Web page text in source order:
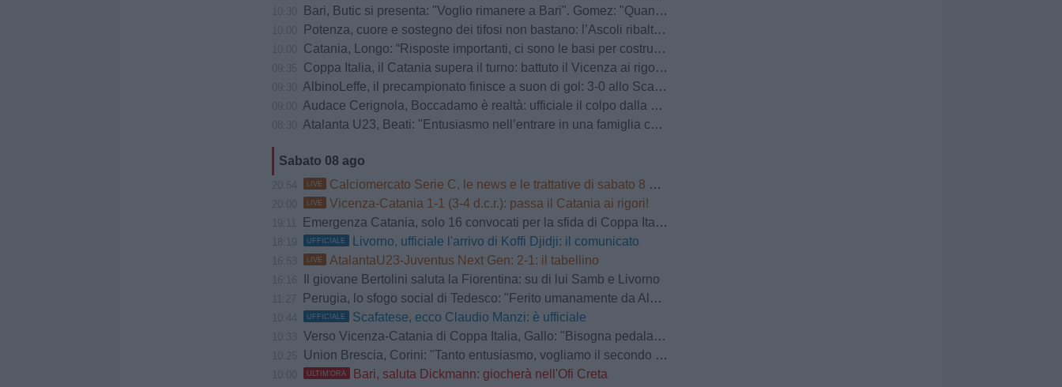
Bari, Butic si presenta: "Voglio rimanere a Bari". Gomez: "Quando chiama una piazza così non bisogna nemmeno pensarci"
Potenza, cuore e sostegno dei tifosi non bastano: l’Ascoli ribalta i rossoblù
Catania, Longo: “Risposte importanti, ci sono le basi per costruire un’ottima squadra”
Coppa Italia, il Catania supera il turno: battuto il Vicenza ai rigori, ora c’è il Parma
AlbinoLeffe, il precampionato finisce a suon di gol: 3-0 allo Scarzorosciate
Audace Cerignola, Boccadamo è realtà: ufficiale il colpo dalla Virtus Entella
Atalanta U23, Beati: "Entusiasmo nell’entrare in una famiglia così importante. Ora testa al Cittadella"
Sabato 08 ago
LIVE Calciomercato Serie C, le news e le trattative di sabato 8 agosto
LIVE Vicenza-Catania 1-1 (3-4 d.c.r.): passa il Catania ai rigori!
Emergenza Catania, solo 16 convocati per la sfida di Coppa Italia contro il Vicenza
UFFICIALE Livorno, ufficiale l'arrivo di Koffi Djidji: il comunicato
LIVE AtalantaU23-Juventus Next Gen: 2-1: il tabellino
Il giovane Bertolini saluta la Fiorentina: su di lui Samb e Livorno
Perugia, lo sfogo social di Tedesco: "Ferito umanamente da Alessandro Gaucci"
UFFICIALE Scafatese, ecco Claudio Manzi: è ufficiale
Verso Vicenza-Catania di Coppa Italia, Gallo: "Bisogna pedalare, nessuno ha il posto sicuro"
Union Brescia, Corini: "Tanto entusiasmo, vogliamo il secondo turno"
ULTIM'ORA
Bari, saluta Dickmann: giocherà nell'Ofi Creta